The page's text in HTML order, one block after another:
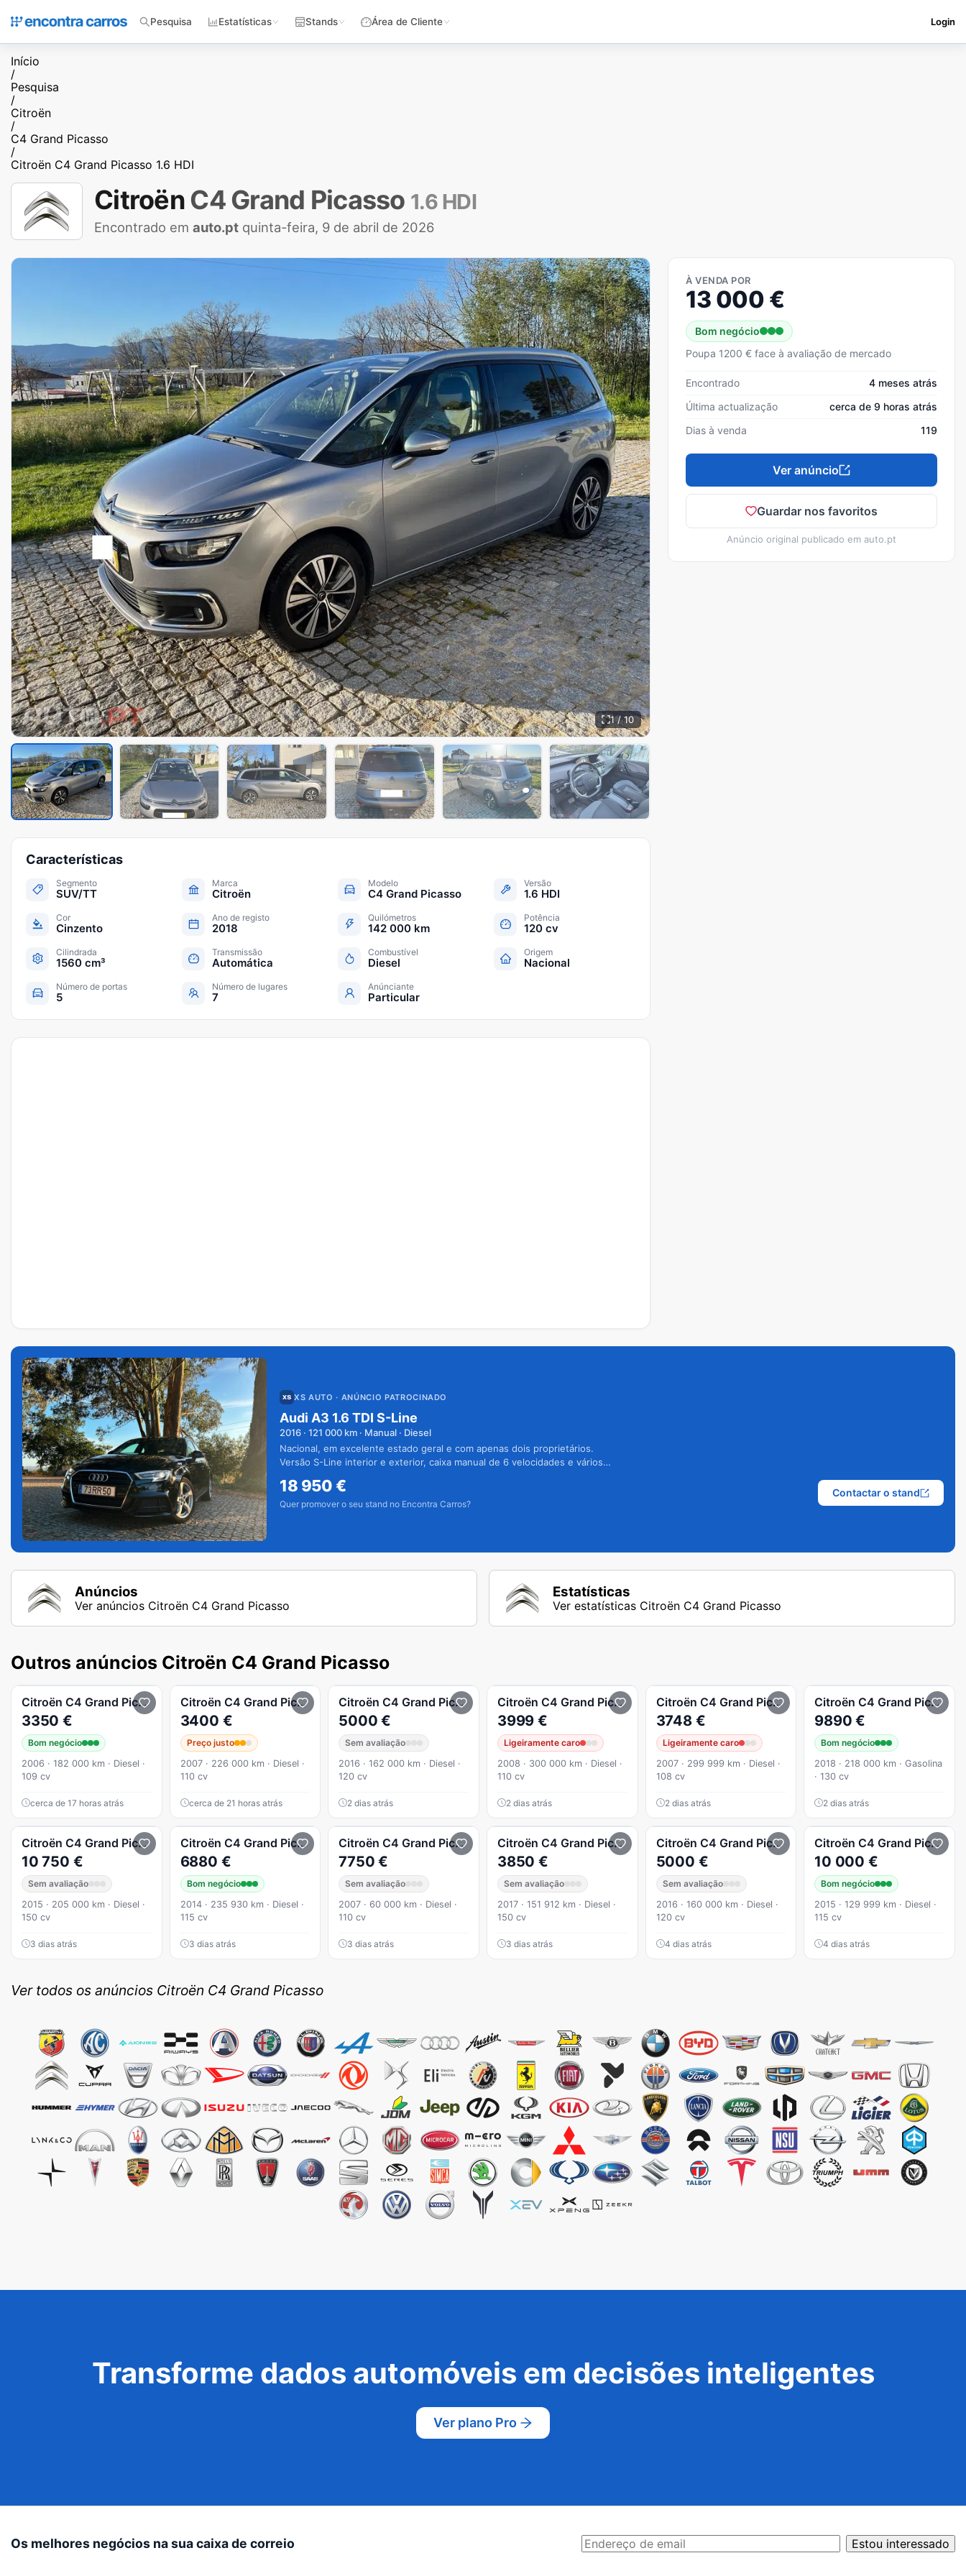
Pesquisa Estatísticas Stands Área de Cliente Login
Início
/
Pesquisa
/
Citroën
/
C4 Grand Picasso
/
Citroën C4 Grand Picasso 1.6 HDI
CitroënC4 Grand Picasso 1.6 HDI
Encontrado em auto.pt quinta-feira, 9 de abril de 2026
1 / 10
À VENDA POR
13 000 €
Bom negócio
Poupa 1200 € face à avaliação de mercado
Encontrado
4 meses atrás
Última actualização
cerca de 9 horas atrás
Dias à venda
119
Ver anúncio
Guardar nos favoritos
Anúncio original publicado em auto.pt
Características
Segmento
SUV/TT
Marca
Citroën
Modelo
C4 Grand Picasso
Versão
1.6 HDI
Cor
Cinzento
Ano de registo
2018
Quilómetros
142 000 km
Potência
120 cv
Cilindrada
1560 cm³
Transmissão
Automática
Combustível
Diesel
Origem
Nacional
Número de portas
5
Número de lugares
7
Anúnciante
Particular
XS AUTO · ANÚNCIO PATROCINADO
Audi A3 1.6 TDI S-Line
2016 · 121 000 km · Manual · Diesel
Nacional, em excelente estado geral e com apenas dois proprietários.
Versão S-Line interior e exterior, caixa manual de 6 velocidades e vários
18 950€
Quer promover o seu stand no Encontra Carros?
Contactar o stand
Anúncios
Ver anúncios Citroën C4 Grand Picasso
Estatísticas
Ver estatísticas Citroën C4 Grand Picasso
Outros anúncios Citroën C4 Grand Picasso
Citroën C4 Grand Picasso
3350 €
Bom negócio
2006 · 182 000 km · Diesel ·
109 cv
cerca de 17 horas atrás
Citroën C4 Grand Picasso
3400 €
Preço justo
2007 · 226 000 km · Diesel ·
110 cv
cerca de 21 horas atrás
Citroën C4 Grand Picasso 1.6 BlueHDi Feel EAT6
5000 €
Sem avaliação
2016 · 162 000 km · Diesel ·
120 cv
2 dias atrás
Citroën C4 Grand Picasso 1.6 HDi Exclusive
3999 €
Ligeiramente caro
2008 · 300 000 km · Diesel ·
110 cv
2 dias atrás
Citroën C4 Grand Picasso Picasso
3748 €
Ligeiramente caro
2007 · 299 999 km · Diesel ·
108 cv
2 dias atrás
Citroën C4 Grand Picasso
9890 €
Bom negócio
2018 · 218 000 km · Gasolina
· 130 cv
2 dias atrás
Citroën C4 Grand Picasso 2.0 BlueHDi Exclusive EAT6
10 750 €
Sem avaliação
2015 · 205 000 km · Diesel ·
150 cv
3 dias atrás
Citroën C4 Grand Picasso
6880 €
Bom negócio
2014 · 235 930 km · Diesel ·
115 cv
3 dias atrás
Citroën C4 Grand Picasso
7750 €
Sem avaliação
2007 · 60 000 km · Diesel ·
110 cv
3 dias atrás
Citroën C4 Grand Picasso
3850 €
Sem avaliação
2017 · 151 912 km · Diesel ·
150 cv
3 dias atrás
Citroën C4 Grand Picasso 1.6 BlueHDi Feel EAT6
5000 €
Sem avaliação
2016 · 160 000 km · Diesel ·
120 cv
4 dias atrás
Citroën C4 Grand Picasso
10 000 €
Bom negócio
2015 · 129 999 km · Diesel ·
115 cv
4 dias atrás
Ver todos os anúncios Citroën C4 Grand Picasso
Transforme dados automóveis em decisões inteligentes
Ver plano Pro
Os melhores negócios na sua caixa de correio Estou interessado